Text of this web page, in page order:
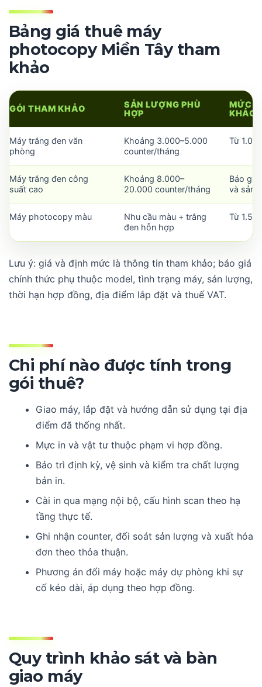
Bảng giá thuê máy
photocopy Miền Tây tham
khảo
GÓI THAM KHẢO
SẢN LƯỢNG PHÙ
HỢP
MỨC
KHẢO
Máy trắng đen văn
phòng
Khoảng 3.000–5.000
counter/tháng
Từ
Máy trắng đen công
suất cao
Khoảng 8.000–
20.000 counter/tháng
Báo giá
và sản
Máy photocopy màu
Nhu cầu màu + trắng
đen hỗn hợp
Từ
Lưu ý: giá và định mức là thông tin tham khảo; báo giá
chính thức phụ thuộc model, tình trạng máy, sản lượng,
thời hạn hợp đồng, địa điểm lắp đặt và thuế VAT.
Chi phí nào được tính trong
gói thuê?
Giao máy, lắp đặt và hướng dẫn sử dụng tại địa
điểm đã thống nhất.
Mực in và vật tư thuộc phạm vi hợp đồng.
Bảo trì định kỳ, vệ sinh và kiểm tra chất lượng
bản in.
Cài in qua mạng nội bộ, cấu hình scan theo hạ
tầng thực tế.
Ghi nhận counter, đối soát sản lượng và xuất hóa
đơn theo thỏa thuận.
Phương án đổi máy hoặc máy dự phòng khi sự
cố kéo dài, áp dụng theo hợp đồng.
Quy trình khảo sát và bàn
giao máy